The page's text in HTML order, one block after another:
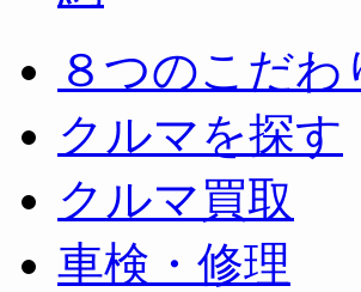
８つのこだわ
クルマを探す
クルマ買取
車検・修理